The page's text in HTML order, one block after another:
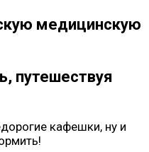
медицинскую
путешествуя
кафешки, ну и